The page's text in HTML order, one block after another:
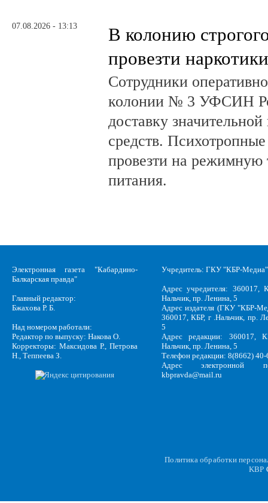
07.08.2026 - 13:13
В колонию
провезти наркотики
Сотрудники
колонии № 3 УФСИН
доставку
средств.
провезти на режимную
питания.
Электронная газета "Кабардино-
Балкарская правда"
Главный редактор:
Бжахова Р. Б.
Над номером работали:
Редактор по выпуску: Накова О.
Корректоры: Максидова Р., Петрова
Н., Теппеева З.
Учредитель: ГКУ "КБР-Медиа"
Адрес учредителя: 360017,
Нальчик, пр. Ленина, 5
Адрес издателя (ГКУ "КБР-
360017, КБР, г .Нальчик, пр.
5
Адрес редакции: 360017,
Нальчик, пр. Ленина, 5
Телефон редакции: 8(8662)
Адрес электронной
kbpravda@mail.ru
Политика обработки
KBP